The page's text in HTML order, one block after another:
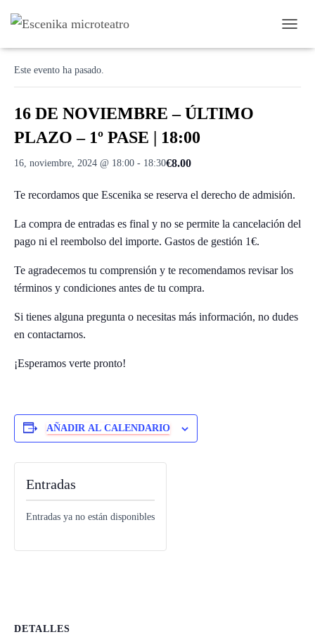
A
I
E
A
A
Ó
Este evento ha pasado.
16 DE NOVIEMBRE – ÚLTIMO
PLAZO – 1º PASE | 18:00
16, noviembre, 2024 @ 18:00 - 18:30€8.00
Te recordamos que Escenika se reserva el derecho de admisión.
La compra de entradas es final y no se permite la cancelación del
pago ni el reembolso del importe. Gastos de gestión 1€.
Te agradecemos tu comprensión y te recomendamos revisar los
términos y condiciones antes de tu compra.
Si tienes alguna pregunta o necesitas más información, no dudes
en contactarnos.
¡Esperamos verte pronto!
AÑADIR AL CALENDARIO
DETALLES
Entradas
Entradas ya no están disponibles